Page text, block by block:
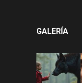
GALERÍA